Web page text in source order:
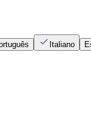
Italiano